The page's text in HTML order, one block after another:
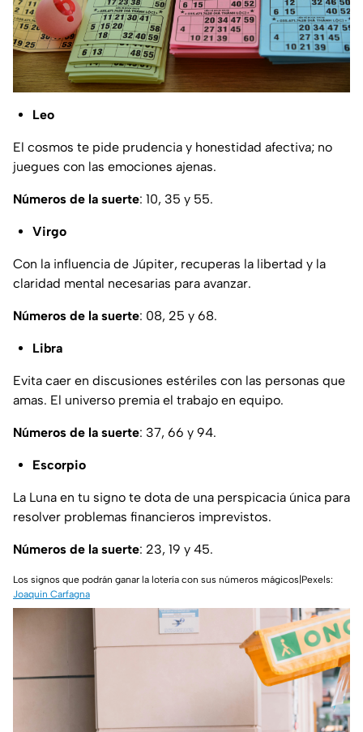
Leo
El cosmos te pide prudencia y honestidad afectiva; no
juegues con las emociones ajenas.
Números de la suerte: 10, 35 y 55.
Virgo
Con la influencia de Júpiter, recuperas la libertad y la
claridad mental necesarias para avanzar.
Números de la suerte: 08, 25 y 68.
Libra
Evita caer en discusiones estériles con las personas que
amas. El universo premia el trabajo en equipo.
Números de la suerte: 37, 66 y 94.
Escorpio
La Luna en tu signo te dota de una perspicacia única para
resolver problemas financieros imprevistos.
Números de la suerte: 23, 19 y 45.
Los signos que podrán ganar la lotería con sus números mágicos|Pexels:
Joaquin Carfagna